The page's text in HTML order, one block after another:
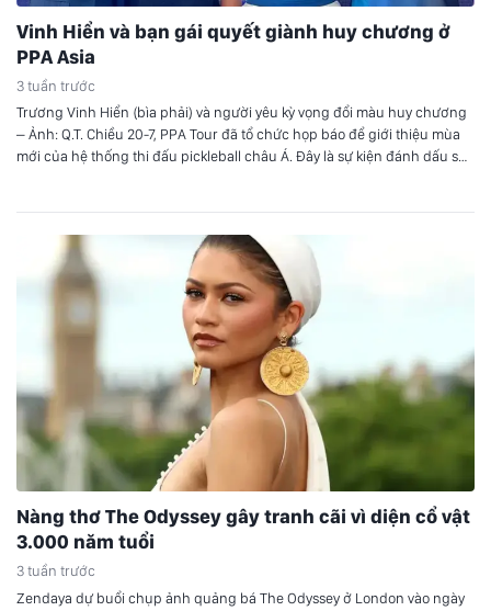
Vinh Hiển và bạn gái quyết giành huy chương ở
PPA Asia
3 tuần trước
Trương Vinh Hiển (bìa phải) và người yêu kỳ vọng đổi màu huy chương
– Ảnh: Q.T. Chiều 20-7, PPA Tour đã tổ chức họp báo để giới thiệu mùa
mới của hệ thống thi đấu pickleball châu Á. Đây là sự kiện đánh dấu sự
Nàng thơ The Odyssey gây tranh cãi vì diện cổ vật
3.000 năm tuổi
3 tuần trước
Zendaya dự buổi chụp ảnh quảng bá The Odyssey ở London vào ngày